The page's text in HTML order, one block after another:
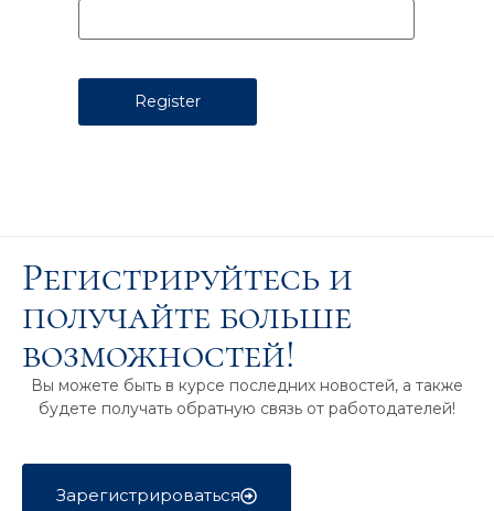
Регистрируйтесь и
получайте больше
возможностей!
Вы можете быть в курсе последних новостей, а также
будете получать обратную связь от работодателей!
Зарегистрироваться